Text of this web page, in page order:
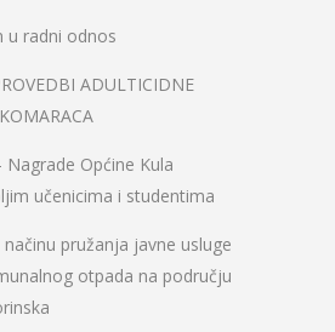
u radni odnos
ADULTICIDNE
Nagrade Općine Kula
učenicima i studentima
pružanja javne usluge
otpada na području